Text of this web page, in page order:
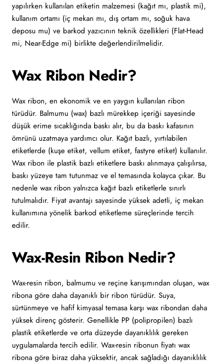
yapılırken kullanılan etiketin malzemesi (kağıt mı, plastik mi),
kullanım ortamı (iç mekan mı, dış ortam mı, soğuk hava
deposu mu) ve barkod yazıcının teknik özellikleri (Flat-Head
mi, Near-Edge mi) birlikte değerlendirilmelidir.
Wax Ribon Nedir?
Wax ribon, en ekonomik ve en yaygın kullanılan ribon
türüdür. Balmumu (wax) bazlı mürekkep içeriği sayesinde
düşük erime sıcaklığında baskı alır, bu da baskı kafasının
ömrünü uzatmaya yardımcı olur. Kağıt bazlı, yırtılabilen
etiketlerde (kuşe etiket, vellum etiket, fastyre etiket) kullanılır.
Wax ribon ile plastik bazlı etiketlere baskı alınmaya çalışılırsa,
baskı yüzeye tam tutunmaz ve el temasında kolayca çıkar. Bu
nedenle wax ribon yalnızca kağıt bazlı etiketlerle sınırlı
tutulmalıdır. Fiyat avantajı sayesinde yüksek adetli, iç mekan
kullanımına yönelik barkod etiketleme süreçlerinde tercih
edilir.
Wax-Resin Ribon Nedir?
Wax-resin ribon, balmumu ve reçine karışımından oluşan, wax
ribona göre daha dayanıklı bir ribon türüdür. Suya,
sürtünmeye ve hafif kimyasal temasa karşı wax ribondan daha
yüksek direnç gösterir. Genellikle PP (polipropilen) bazlı
plastik etiketlerde ve orta düzeyde dayanıklılık gereken
uygulamalarda tercih edilir. Wax-resin ribonun fiyatı wax
ribona göre biraz daha yüksektir, ancak sağladığı dayanıklılık